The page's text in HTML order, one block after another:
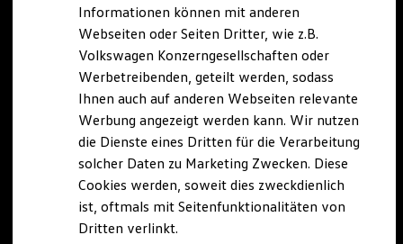
Lifestyle Shop
T-Roc Kollektion
Golf Kollektion
ID. Kollektion
Volkswagen Kollektion
R-Kollektion
GTI Kollektion
Fußball Drop
we drive football
#wedriveproud
Besitzer und Service
Software Updates
Service und Ersatzteile
Informationen können mit anderen
Webseiten oder Seiten Dritter, wie z.B.
Volkswagen Konzerngesellschaften oder
Werbetreibenden, geteilt werden, sodass
Ihnen auch auf anderen Webseiten relevante
Werbung angezeigt werden kann. Wir nutzen
die Dienste eines Dritten für die Verarbeitung
solcher Daten zu Marketing Zwecken. Diese
Cookies werden, soweit dies zweckdienlich
ist, oftmals mit Seitenfunktionalitäten von
Dritten verlinkt.